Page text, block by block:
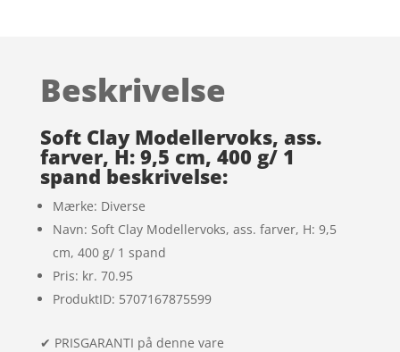
på
mmelser
Beskrivelse
Soft Clay Modellervoks, ass.
farver, H: 9,5 cm, 400 g/ 1
spand beskrivelse:
Mærke: Diverse
Navn: Soft Clay Modellervoks, ass. farver, H: 9,5
cm, 400 g/ 1 spand
Pris: kr. 70.95
ProduktID: 5707167875599
✔ PRISGARANTI på denne vare